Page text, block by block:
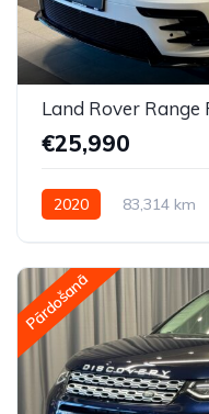
Land Rover Range
€25,990
2020 83,314 km
Pārdošanā